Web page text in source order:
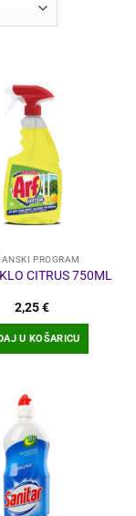
PROGRAM
CITRUS 750ML
2,25€
U KOŠARICU